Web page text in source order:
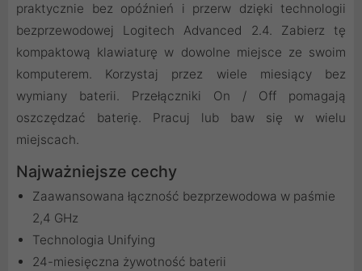
praktycznie bez opóźnień i przerw dzięki technologii
bezprzewodowej Logitech Advanced 2.4. Zabierz tę
kompaktową klawiaturę w dowolne miejsce ze swoim
komputerem. Korzystaj przez wiele miesiący bez
wymiany baterii. Przełączniki On / Off pomagają
oszczędzać baterię. Pracuj lub baw się w wielu
miejscach.
Najważniejsze cechy
Zaawansowana łączność bezprzewodowa w paśmie
2,4 GHz
Technologia Unifying
24-miesięczna żywotność baterii